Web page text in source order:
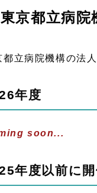
東京都立病
都立病院機構の法
年度
soon...
年度以前に